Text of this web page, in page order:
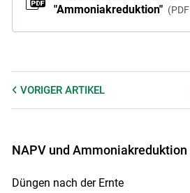
"Ammoniakreduktion"
PDF
VORIGER ARTIKEL
NAPV und Ammoniakreduktion
Düngen nach der Ernte